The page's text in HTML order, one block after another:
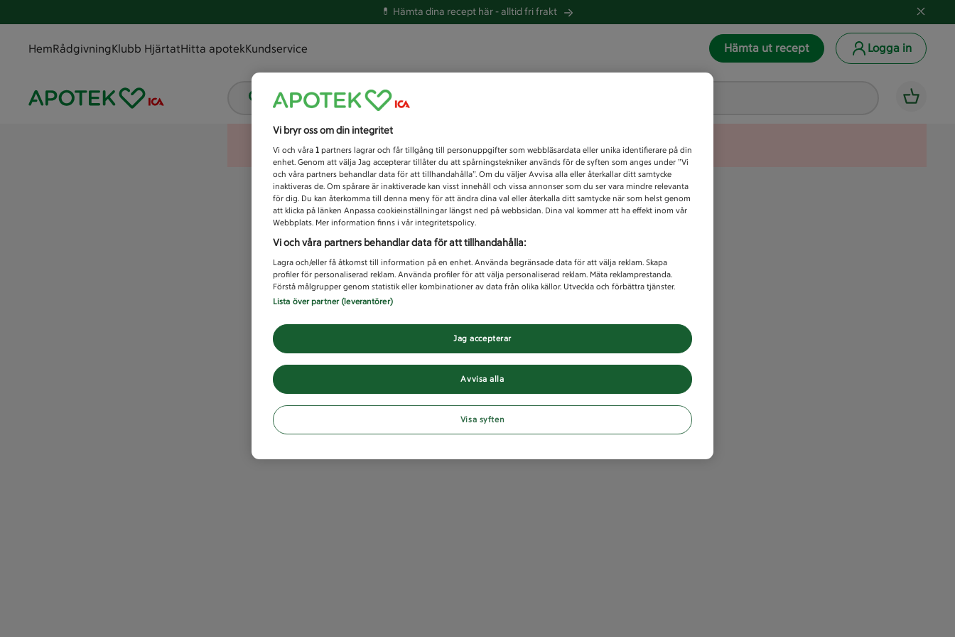
💊 Hämta dina recept här -alltid fri frakt
HemRådgivningKlubb HjärtatHitta apotekKundservice Hämta ut recept Logga in
Vad letar du efter idag?
Unknown error
Vi bryr oss om din integritet
Vi och våra 1 partners lagrar och får tillgång till personuppgifter som webbläsardata eller unika identifierare på din
enhet. Genom att välja Jag accepterar tillåter du att spårningstekniker används för de syften som anges under ”Vi
och våra partners behandlar data för att tillhandahålla”. Om du väljer Avvisa alla eller återkallar ditt samtycke
inaktiveras de. Om spårare är inaktiverade kan visst innehåll och vissa annonser som du ser vara mindre relevanta
för dig. Du kan återkomma till denna meny för att ändra dina val eller återkalla ditt samtycke när som helst genom
att klicka på länken Anpassa cookieinställningar längst ned på webbsidan. Dina val kommer att ha effekt inom vår
Webbplats. Mer information finns i vår integritetspolicy.
Vi och våra partners behandlar data för att tillhandahålla:
Lagra och/eller få åtkomst till information på en enhet. Använda begränsade data för att välja reklam. Skapa
profiler för personaliserad reklam. Använda profiler för att välja personaliserad reklam. Mäta reklamprestanda.
Förstå målgrupper genom statistik eller kombinationer av data från olika källor. Utveckla och förbättra tjänster.
Lista över partner (leverantörer)
Avvisa alla
Jag accepterar
Visa syften